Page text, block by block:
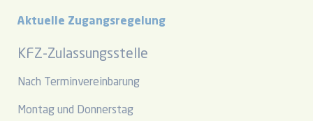
Aktuelle Zugangsregelung
KFZ-Zulassungsstelle
Nach Terminvereinbarung
Montag und Donnerstag